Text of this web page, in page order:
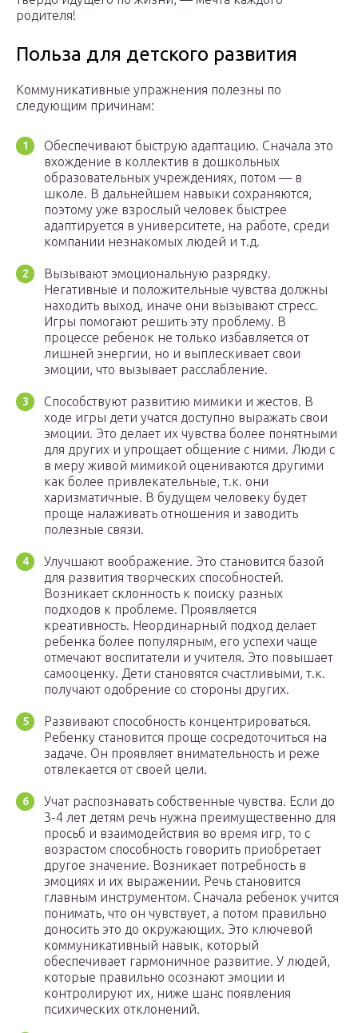
родителя!
Польза для детского развития
Коммуникативные упражнения полезны по
следующим причинам:
Обеспечивают быструю адаптацию. Сначала это
вхождение в коллектив в дошкольных
образовательных учреждениях, потом — в
школе. В дальнейшем навыки сохраняются,
поэтому уже взрослый человек быстрее
адаптируется в университете, на работе, среди
компании незнакомых людей и т.д.
Вызывают эмоциональную разрядку.
Негативные и положительные чувства должны
находить выход, иначе они вызывают стресс.
Игры помогают решить эту проблему. В
процессе ребенок не только избавляется от
лишней энергии, но и выплескивает свои
эмоции, что вызывает расслабление.
Способствуют развитию мимики и жестов. В
ходе игры дети учатся доступно выражать свои
эмоции. Это делает их чувства более понятными
для других и упрощает общение с ними. Люди с
в меру живой мимикой оцениваются другими
как более привлекательные, т.к. они
харизматичные. В будущем человеку будет
проще налаживать отношения и заводить
полезные связи.
Улучшают воображение. Это становится базой
для развития творческих способностей.
Возникает склонность к поиску разных
подходов к проблеме. Проявляется
креативность. Неординарный подход делает
ребенка более популярным, его успехи чаще
отмечают воспитатели и учителя. Это повышает
самооценку. Дети становятся счастливыми, т.к.
получают одобрение со стороны других.
Развивают способность концентрироваться.
Ребенку становится проще сосредоточиться на
задаче. Он проявляет внимательность и реже
отвлекается от своей цели.
Учат распознавать собственные чувства. Если до
3-4 лет детям речь нужна преимущественно для
просьб и взаимодействия во время игр, то с
возрастом способность говорить приобретает
другое значение. Возникает потребность в
эмоциях и их выражении. Речь становится
главным инструментом. Сначала ребенок учится
понимать, что он чувствует, а потом правильно
доносить это до окружающих. Это ключевой
коммуникативный навык, который
обеспечивает гармоничное развитие. У людей,
которые правильно осознают эмоции и
контролируют их, ниже шанс появления
психических отклонений.